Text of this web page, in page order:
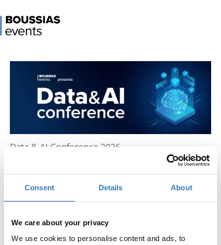
Consent Details About
We care about your privacy
We use cookies to personalise content and ads, to
Data & AI Conference 2026
Athens, Athens